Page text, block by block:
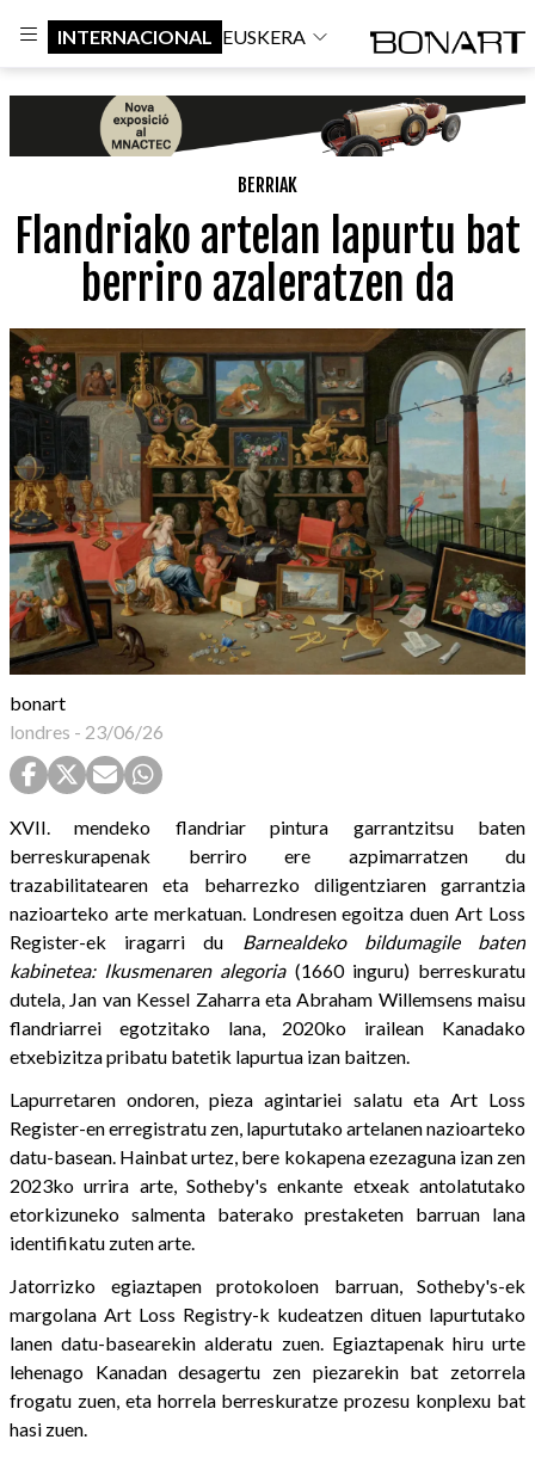
INTERNACIONAL EUSKERA
BERRIAK
Flandriako artelan lapurtu bat
berriro azaleratzen da
bonart
londres - 23/06/26
XVII. mendeko flandriar pintura garrantzitsu baten
berreskurapenak berriro ere azpimarratzen du
trazabilitatearen eta beharrezko diligentziaren garrantzia
nazioarteko arte merkatuan. Londresen egoitza duen Art Loss
Register-ek iragarri du
Barnealdeko bildumagile baten
kabinetea: Ikusmenaren alegoria(1660 inguru) berreskuratu
dutela, Jan van Kessel Zaharra eta Abraham Willemsens maisu
flandriarrei egotzitako lana, 2020ko irailean Kanadako
etxebizitza pribatu batetik lapurtua izan baitzen.
Lapurretaren ondoren, pieza agintariei salatu eta Art Loss
Register-en erregistratu zen, lapurtutako artelanen nazioarteko
datu-basean. Hainbat urtez, bere kokapena ezezaguna izan zen
2023ko urrira arte, Sotheby's enkante etxeak antolatutako
etorkizuneko salmenta baterako prestaketen barruan lana
identifikatu zuten arte.
Jatorrizko egiaztapen protokoloen barruan, Sotheby's-ek
margolana Art Loss Registry-k kudeatzen dituen lapurtutako
lanen datu-basearekin alderatu zuen. Egiaztapenak hiru urte
lehenago Kanadan desagertu zen piezarekin bat zetorrela
frogatu zuen, eta horrela berreskuratze prozesu konplexu bat
hasi zuen.